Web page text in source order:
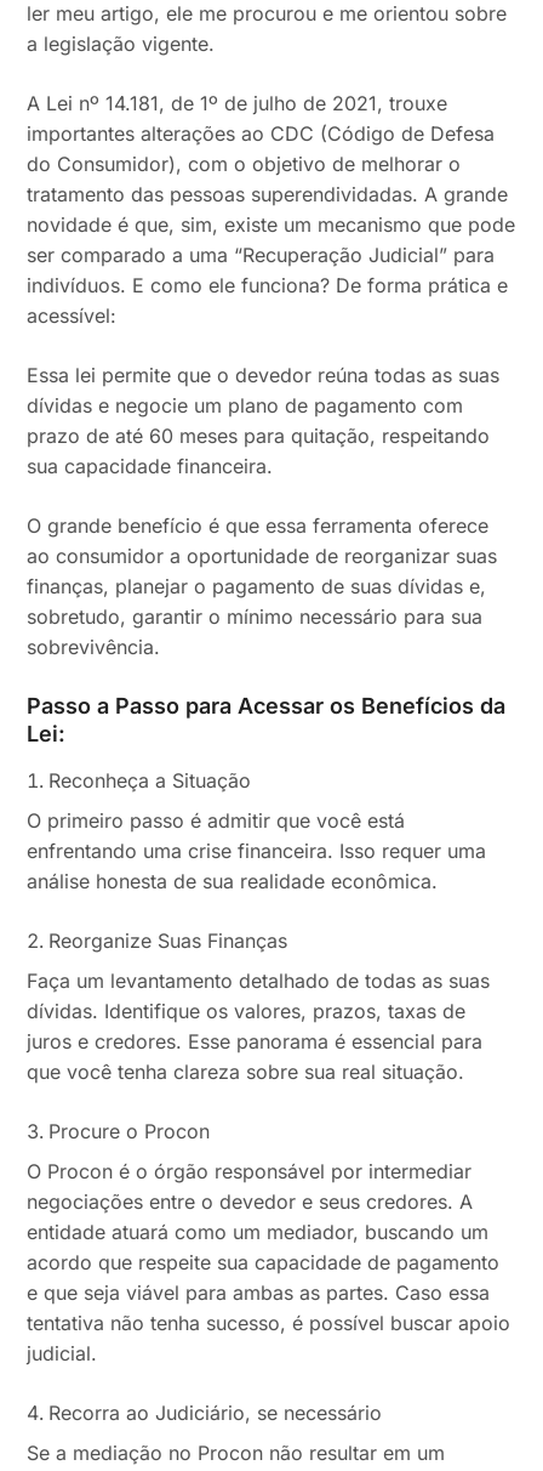
ler meu artigo, ele me procurou e me orientou sobre
a legislação vigente.
A Lei nº 14.181, de 1º de julho de 2021, trouxe
importantes alterações ao CDC (Código de Defesa
do Consumidor), com o objetivo de melhorar o
tratamento das pessoas superendividadas. A grande
novidade é que, sim, existe um mecanismo que pode
ser comparado a uma “Recuperação Judicial” para
indivíduos. E como ele funciona? De forma prática e
acessível:
Essa lei permite que o devedor reúna todas as suas
dívidas e negocie um plano de pagamento com
prazo de até 60 meses para quitação, respeitando
sua capacidade financeira.
O grande benefício é que essa ferramenta oferece
ao consumidor a oportunidade de reorganizar suas
finanças, planejar o pagamento de suas dívidas e,
sobretudo, garantir o mínimo necessário para sua
sobrevivência.
Passo a Passo para Acessar os Benefícios da
Lei:
Reconheça a Situação
O primeiro passo é admitir que você está
enfrentando uma crise financeira. Isso requer uma
análise honesta de sua realidade econômica.
Reorganize Suas Finanças
Faça um levantamento detalhado de todas as suas
dívidas. Identifique os valores, prazos, taxas de
juros e credores. Esse panorama é essencial para
que você tenha clareza sobre sua real situação.
Procure o Procon
O Procon é o órgão responsável por intermediar
negociações entre o devedor e seus credores. A
entidade atuará como um mediador, buscando um
acordo que respeite sua capacidade de pagamento
e que seja viável para ambas as partes. Caso essa
tentativa não tenha sucesso, é possível buscar apoio
judicial.
Recorra ao Judiciário, se necessário
Se a mediação no Procon não resultar em um